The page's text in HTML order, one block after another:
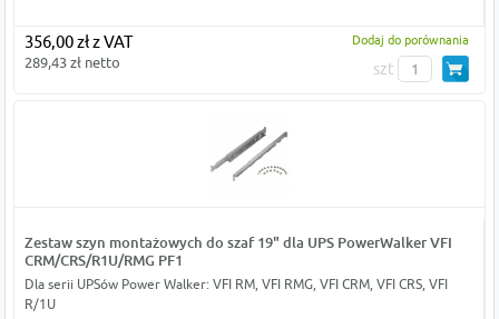
356,00 zł z VAT
289,43 zł netto
Dodaj do porównania
szt
Zestaw szyn montażowych do szaf 19" dla UPS PowerWalker VFI
CRM/CRS/R1U/RMG PF1
Dla serii UPSów Power Walker: VFI RM, VFI RMG, VFI CRM, VFI CRS, VFI
R/1U